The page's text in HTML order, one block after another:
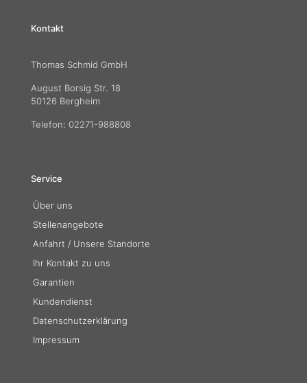
Kontakt
Thomas Schmid GmbH
August Borsig Str. 18
50126 Bergheim
Telefon: 02271-988808
Service
Über uns
Stellenangebote
Anfahrt / Unsere Standorte
Ihr Kontakt zu uns
Garantien
Kundendienst
Datenschutzerklärung
Impressum